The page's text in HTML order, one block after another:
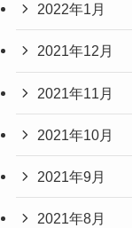
2022年1月
2021年12月
2021年11月
2021年10月
2021年9月
2021年8月